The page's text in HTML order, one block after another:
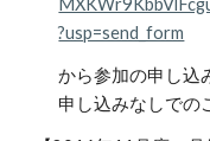
?usp=send_form
から参加の申し込
申し込みなしでの